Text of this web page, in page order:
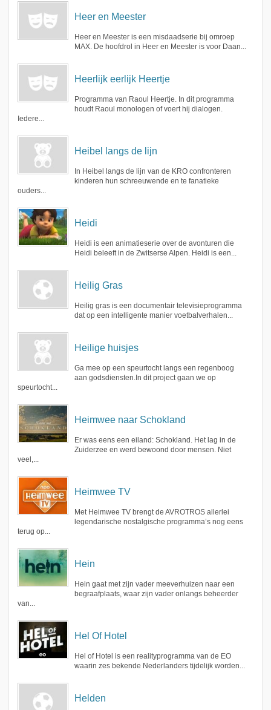
Heer en Meester
Heer en Meester is een misdaadserie bij omroep
MAX. De hoofdrol in Heer en Meester is voor Daan...
Heerlijk eerlijk Heertje
Programma van Raoul Heertje. In dit programma
houdt Raoul monologen of voert hij dialogen.
Iedere...
Heibel langs de lijn
In Heibel langs de lijn van de KRO confronteren
kinderen hun schreeuwende en te fanatieke
ouders...
Heidi
Heidi is een animatieserie over de avonturen die
Heidi beleeft in de Zwitserse Alpen. Heidi is een...
Heilig Gras
Heilig gras is een documentair televisieprogramma
dat op een intelligente manier voetbalverhalen...
Heilige huisjes
Ga mee op een speurtocht langs een regenboog
aan godsdiensten.In dit project gaan we op
speurtocht...
Heimwee naar Schokland
Er was eens een eiland: Schokland. Het lag in de
Zuiderzee en werd bewoond door mensen. Niet
veel,...
Heimwee TV
Met Heimwee TV brengt de AVROTROS allerlei
legendarische nostalgische programma’s nog eens
terug op...
Hein
Hein gaat met zijn vader meeverhuizen naar een
begraafplaats, waar zijn vader onlangs beheerder
van...
Hel Of Hotel
Hel of Hotel is een realityprogramma van de EO
waarin zes bekende Nederlanders tijdelijk worden...
Helden